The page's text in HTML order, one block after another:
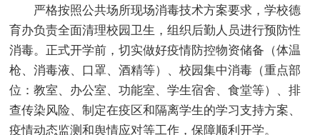
严格按照公共场所现场消毒技术方案要求，学校德
育办负责全面清理校园卫生，组织后勤人员进行预防性
消毒。正式开学前，切实做好疫情防控物资储备（体温
枪、消毒液、口罩、酒精等）、校园集中消毒（重点部
位：教室、办公室、功能室、学生宿舍、食堂等）、排
查传染风险、制定在疫区和隔离学生的学习支持方案、
疫情动态监测和舆情应对等工作，保障顺利开学。